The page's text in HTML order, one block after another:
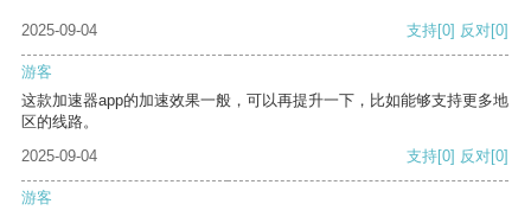
2025-09-04 支持[0] 反对[0]
游客
这款加速器app的加速效果一般，可以再提升一下，比如能够支持更多地
区的线路。
2025-09-04
支持[0] 反对[0]
游客